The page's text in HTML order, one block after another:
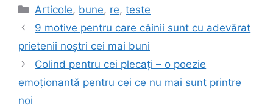
Categorii
Articole, bune, re,teste
9 motive pentru care câinii sunt cu adevărat
prietenii noștri cei mai buni
Colind pentru cei plecați – o poezie
emoționantă pentru cei ce nu mai sunt printre
noi